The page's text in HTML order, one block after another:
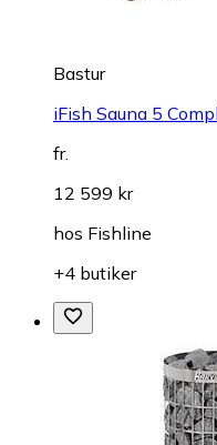
Bastur
iFish Sauna 5
fr.
12 599 kr
hos Fishline
+4 butiker